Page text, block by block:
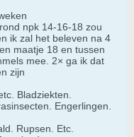
npk 14-16-18 zou
ik zal het beleven na 4
maatje 18 en tussen
mee. 2× ga ik dat
zijn
Bladziekten.
Engerlingen.
Rupsen. Etc.